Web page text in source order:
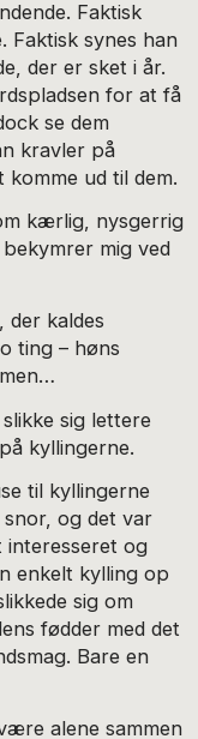
Faktisk
Faktisk synes han
der er sket i år.
for at få
se dem
kravler på
ud til dem.
kærlig, nysgerrig
mig ved
der kaldes
ting – høns
sig lettere
kyllingerne.
til kyllingerne
og det var
og
enkelt kylling op
sig om
fødder med det
Bare en
alene sammen